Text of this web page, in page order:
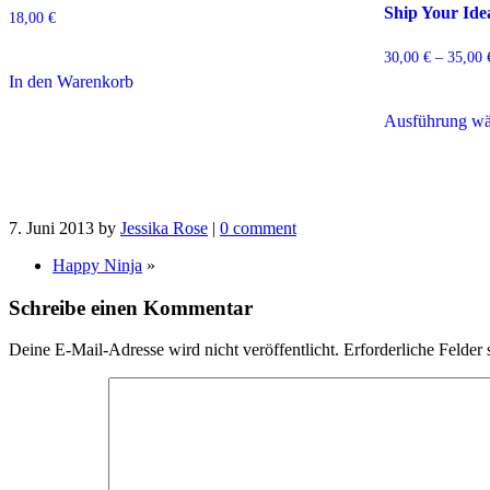
18,00 €
In den Warenkorb
Ship Your
30,00€ –35,00
Ausführung
7. Juni 2013 by Jessika Rose | 0 comment
Happy Ninja »
Schreibe einen Kommentar
Deine E-Mail-Adresse wird nicht veröffentlicht. Erforderliche Felder